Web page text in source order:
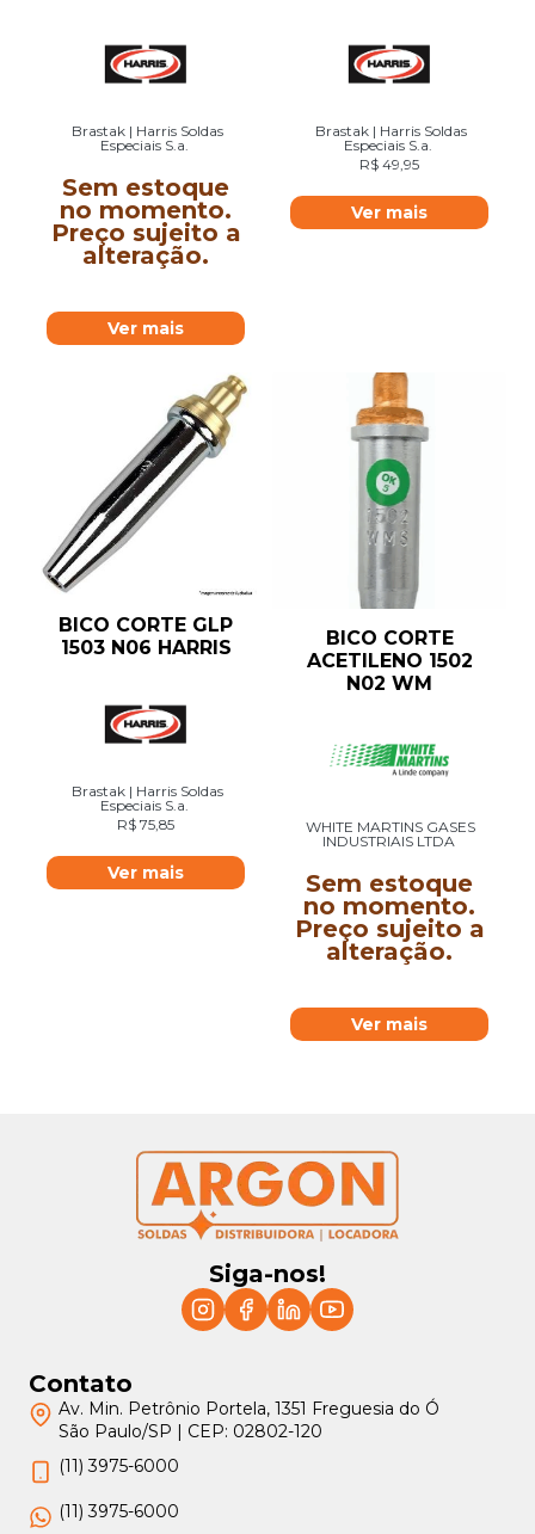
Brastak | Harris Soldas
Especiais S.a.
Sem estoque
no momento.
Preço sujeito a
alteração.
Ver mais
Brastak | Harris Soldas
Especiais S.a.
R$ 49,95
Ver mais
BICO CORTE GLP
1503 N06 HARRIS
Brastak | Harris Soldas
Especiais S.a.
R$ 75,85
Ver mais
BICO CORTE
ACETILENO 1502
N02 WM
WHITE MARTINS GASES
INDUSTRIAIS LTDA
Sem estoque
no momento.
Preço sujeito a
alteração.
Ver mais
Siga-nos!
Contato
Av. Min. Petrônio Portela, 1351 Freguesia do Ó
São Paulo/SP | CEP: 02802-120
(11) 3975-6000
(11) 3975-6000